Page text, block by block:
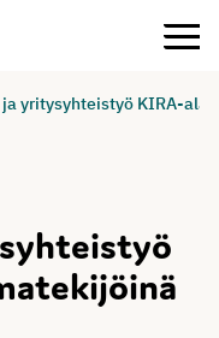
Valikko
yritysyhteistyö KIRA-